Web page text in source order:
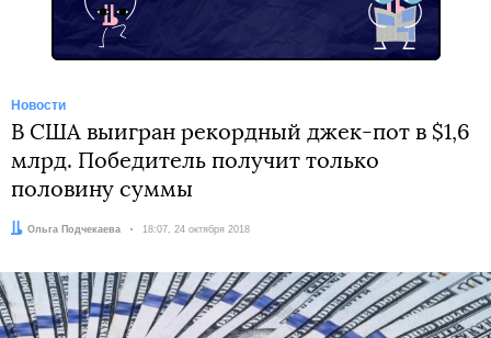
Новости
В США выигран рекордный джек-пот в $1,6
млрд. Победитель получит только
половину суммы
Автор:
Ольга Подчекаева Дата:
18:07, 24 октября 2018